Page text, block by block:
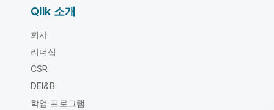
Qlik 소개
회사
리더십
CSR
DEI&B
학업 프로그램